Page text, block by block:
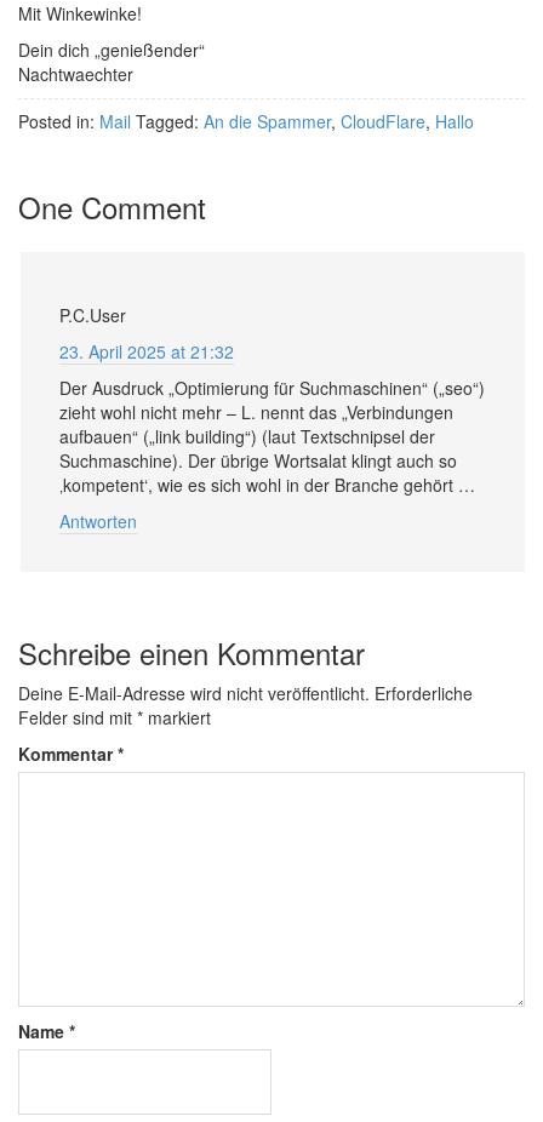
Mit Winkewinke!
Dein dich „genießender“
Nachtwaechter
Posted in: Mail Tagged: An die Spammer, CloudFlare, Hallo
One Comment
P.C.User
23. April 2025 at 21:32
Der Ausdruck „Optimierung für Suchmaschinen“ („seo“)
zieht wohl nicht mehr – L. nennt das „Verbindungen
aufbauen“ („link building“) (laut Textschnipsel der
Suchmaschine). Der übrige Wortsalat klingt auch so
‚kompetent‘, wie es sich wohl in der Branche gehört …
Antworten
Schreibe einen Kommentar
Deine E-Mail-Adresse wird nicht veröffentlicht. Erforderliche
Felder sind mit * markiert
Kommentar*
Name *